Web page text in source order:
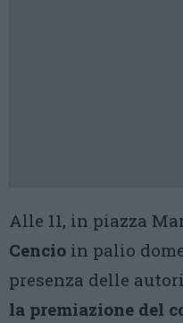
Alle 11, in piazza
Cencio in palio
presenza delle
la premiazione del